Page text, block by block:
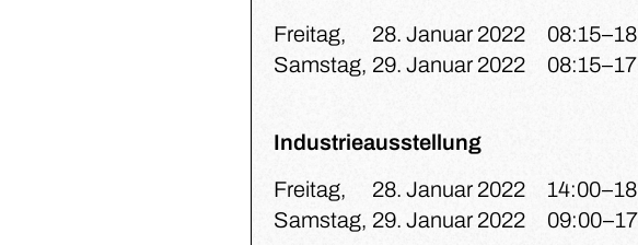
Freitag,
28. Januar 2022
Samstag, 29. Januar 2022
Industrieausstellung
Freitag,
28. Januar 2022
Samstag, 29. Januar 2022